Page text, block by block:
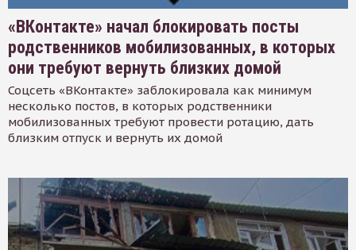
«ВКонтакте» начал блокировать посты
родственников мобилизованных, в которых
они требуют вернуть близких домой
Соцсеть «ВКонтакте» заблокировала как минимум
несколько постов, в которых родственники
мобилизованных требуют провести ротацию, дать
близким отпуск и вернуть их домой